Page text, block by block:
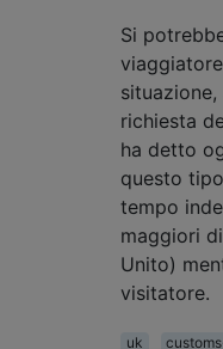
Si
richiesta
ha detto
questo
tempo
maggiori
Unito)
visitatore.
uk